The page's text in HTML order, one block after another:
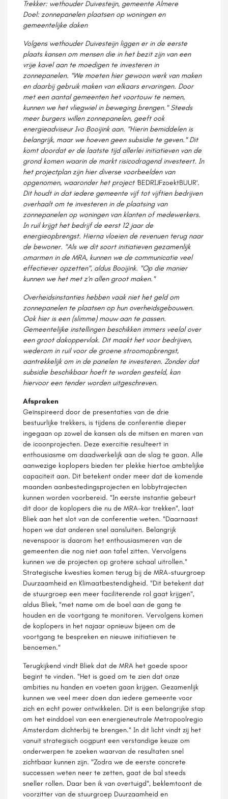
Trekker: wethouder Duivesteijn, gemeente Almere
Doel: zonnepanelen plaatsen op woningen en
gemeentelijke daken
Volgens wethouder Duivesteijn liggen er in de eerste
plaats kansen om mensen die in het bezit zijn van een
vrije kavel aan te moedigen te investeren in
zonnepanelen. "We moeten hier gewoon werk van maken
en daarbij gebruik maken van elkaars ervaringen. Door
met een aantal gemeenten het voortouw te nemen,
kunnen we het vliegwiel in beweging brengen." Steeds
meer burgers willen zonnepanelen, geeft ook
energieadviseur Ivo Booijink aan. "Hierin bemiddelen is
belangrijk, maar we hoeven geen subsidie te geven." Dit
komt doordat er de laatste tijd allerlei initiatieven van de
grond komen waarin de markt risicodragend investeert. In
het projectplan zijn hier diverse voorbeelden van
opgenomen, waaronder het project ' BEDRIJFzoektBUUR'.
Dit houdt in dat iedere gemeente vijf tot vijftien bedrijven
overhaalt om te investeren in de plaatsing van
zonnepanelen op woningen van klanten of medewerkers.
In ruil krijgt het bedrijf de eerst 12 jaar de
energieopbrengst. Hierna vloeien de revenuen terug naar
de bewoner. "Als we dit soort initiatieven gezamenlijk
omarmen in de MRA, kunnen we de communicatie veel
effectiever opzetten", aldus Booijink. "Op die manier
kunnen we het met z'n allen groot maken."
Overheidsinstanties hebben vaak niet het geld om
zonnepanelen te plaatsen op hun overheidsgebouwen.
Ook hier is een (slimme) mouw aan te passen.
Gemeentelijke instellingen beschikken immers veelal over
een groot dakoppervlak. Dit maakt het voor bedrijven,
wederom in ruil voor de groene stroomopbrengst,
aantrekkelijk om in de panelen te investeren. Zonder dat
subsidie beschikbaar hoeft te worden gesteld, kan
hiervoor een tender worden uitgeschreven.
Afspraken
Geïnspireerd door de presentaties van de drie
bestuurlijke trekkers, is tijdens de conferentie dieper
ingegaan op zowel de kansen als de mitsen en maren van
de icoonprojecten. Deze exercitie resulteert in
enthousiasme om daadwerkelijk aan de slag te gaan. Alle
aanwezige koplopers bieden ter plekke hiertoe ambtelijke
capaciteit aan. Dit betekent onder meer dat de komende
maanden aanbestedingsprojecten en lobbytrajecten
kunnen worden voorbereid. "In eerste instantie gebeurt
dit door de koplopers die nu de MRA-kar trekken", laat
Bliek aan het slot van de conferentie weten. "Daarnaast
hopen we dat anderen snel aansluiten. Belangrijk
nevenspoor is daarom het enthousiasmeren van de
gemeenten die nog niet aan tafel zitten. Vervolgens
kunnen we de projecten op grotere schaal uitrollen."
Strategische kwesties komen terug bij de MRA-stuurgroep
Duurzaamheid en Klimaatbestendigheid. "Dit betekent dat
de stuurgroep een meer faciliterende rol gaat krijgen",
aldus Bliek, "met name om de boel aan de gang te
houden en de voortgang te monitoren. Vervolgens komen
de koplopers in het najaar opnieuw bijeen om de
voortgang te bespreken en nieuwe initiatieven te
benoemen."
Terugkijkend vindt Bliek dat de MRA het goede spoor
begint te vinden. "Het is goed om te zien dat onze
ambities nu handen en voeten gaan krijgen. Gezamenlijk
kunnen we veel meer doen dan iedere gemeente voor
zich en echt power ontwikkelen. Dit is een belangrijke stap
om het einddoel van een energieneutrale Metropoolregio
Amsterdam dichterbij te brengen." In dit licht vindt zij het
vanuit strategisch oogpunt een verstandige keuze om
onderwerpen te zoeken waarvan de resultaten snel
zichtbaar kunnen zijn. "Zodra we de eerste concrete
successen weten neer te zetten, gaat de bal steeds
sneller rollen. Daar ben ik van overtuigd", beklemtoont de
voorzitter van de stuurgroep Duurzaamheid en